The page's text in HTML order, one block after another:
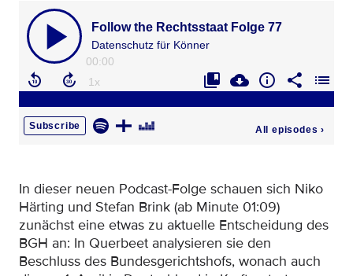
In dieser neuen Podcast-Folge schauen sich Niko
Härting und Stefan Brink (ab Minute 01:09)
zunächst eine etwas zu aktuelle Entscheidung des
BGH an: In Querbeet analysieren sie den
Beschluss des Bundesgerichtshofs, wonach auch